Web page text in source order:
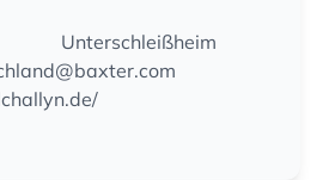
Unterschleißheim